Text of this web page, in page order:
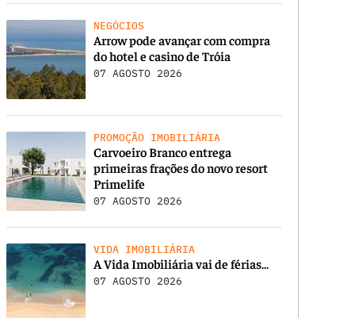
NEGÓCIOS
Arrow pode avançar com compra
do hotel e casino de Tróia
07 AGOSTO 2026
PROMOÇÃO IMOBILIÁRIA
Carvoeiro Branco entrega
primeiras frações do novo resort
Primelife
07 AGOSTO 2026
VIDA IMOBILIÁRIA
A Vida Imobiliária vai de férias…
07 AGOSTO 2026